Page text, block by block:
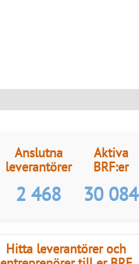
Anslutna
leverantörer
2 468
Aktiva
BRF:er
30 084
Hitta leverantörer och